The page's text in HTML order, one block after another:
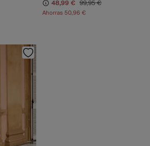
48,99 € 99,95 €
Ahorras50,96 €